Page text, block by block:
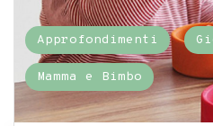
Approfondimenti
Mamma e Bimbo